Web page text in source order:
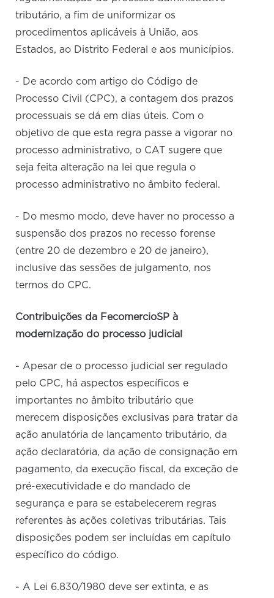
tributário, a fim de uniformizar os
procedimentos aplicáveis à União, aos
Estados, ao Distrito Federal e aos municípios.
- De acordo com artigo do Código de
Processo Civil (CPC), a contagem dos prazos
processuais se dá em dias úteis. Com o
objetivo de que esta regra passe a vigorar no
processo administrativo, o CAT sugere que
seja feita alteração na lei que regula o
processo administrativo no âmbito federal.
- Do mesmo modo, deve haver no processo a
suspensão dos prazos no recesso forense
(entre 20 de dezembro e 20 de janeiro),
inclusive das sessões de julgamento, nos
termos do CPC.
Contribuições da FecomercioSP à
modernização do processo judicial
- Apesar de o processo judicial ser regulado
pelo CPC, há aspectos específicos e
importantes no âmbito tributário que
merecem disposições exclusivas para tratar da
ação anulatória de lançamento tributário, da
ação declaratória, da ação de consignação em
pagamento, da execução fiscal, da exceção de
pré-executividade e do mandado de
segurança e para se estabelecerem regras
referentes às ações coletivas tributárias. Tais
disposições podem ser incluídas em capítulo
específico do código.
- A Lei 6.830/1980 deve ser extinta, e as